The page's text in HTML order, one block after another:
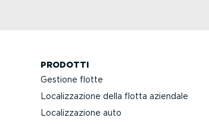
PRODOTTI
Gestione flotte
Localiz­za­zione della flotta aziendale
Localiz­za­zione auto